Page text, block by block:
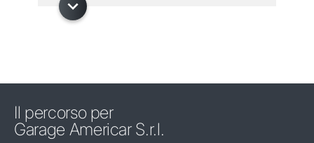
Il percorso per
Garage Americar S.r.l.